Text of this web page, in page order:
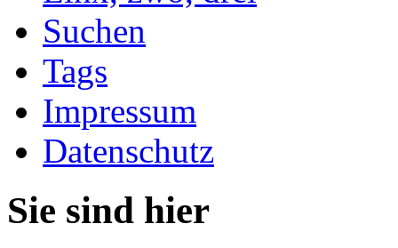
Suchen
Tags
Impressum
Datenschutz
Sie sind hier